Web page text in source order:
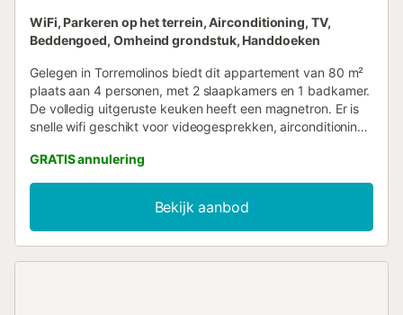
WiFi, Parkeren op het terrein, Airconditioning, TV,
Beddengoed, Omheind grondstuk, Handdoeken
Gelegen in Torremolinos biedt dit appartement van 80 m²
plaats aan 4 personen, met 2 slaapkamers en 1 badkamer.
De volledig uitgeruste keuken heeft een magnetron. Er is
snelle wifi geschikt voor videogesprekken, airconditioning
warmtepomp, televisie, video on demand, wasmachine en
een werkplek. Het appartement biedt zeezicht en heeft
een drempelloze toegang en een lift. Op aanvraag zijn er
een babybedje en kinderstoel beschikbaar. Jullie kunnen
ontspannen op het onoverdekte privéterras en genieten
GRATIS annulering
Bekijk aanbod